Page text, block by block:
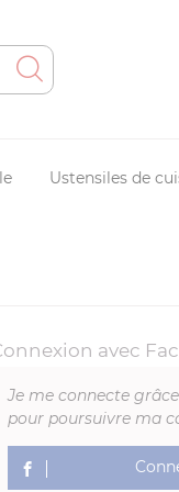
Ustensiles de
avec
Je me connecte
pour poursuivre ma